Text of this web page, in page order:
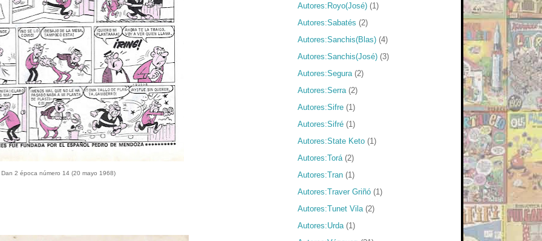
Dan 2 época número 14 (20 mayo 1968)
Autores:Royo(José) (1)
Autores:Sabatés (2)
Autores:Sanchis(Blas) (4)
Autores:Sanchis(José) (3)
Autores:Segura (2)
Autores:Serra (2)
Autores:Sifre (1)
Autores:Sifré (1)
Autores:State Keto (1)
Autores:Torá (2)
Autores:Tran (1)
Autores:Traver Griñó (1)
Autores:Tunet Vila (2)
Autores:Urda (1)